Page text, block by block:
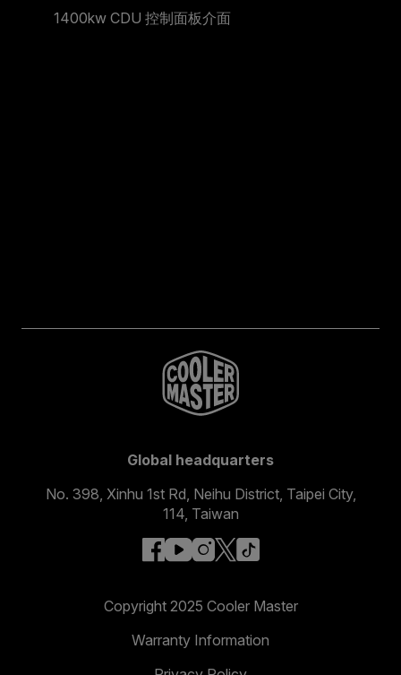
1400kw CDU 控制面板介面
Global headquarters
No. 398, Xinhu 1st Rd, Neihu District, Taipei City,
114, Taiwan
facebook
youtube
instagram
x
Copyright 2025 Cooler Master
Warranty Information